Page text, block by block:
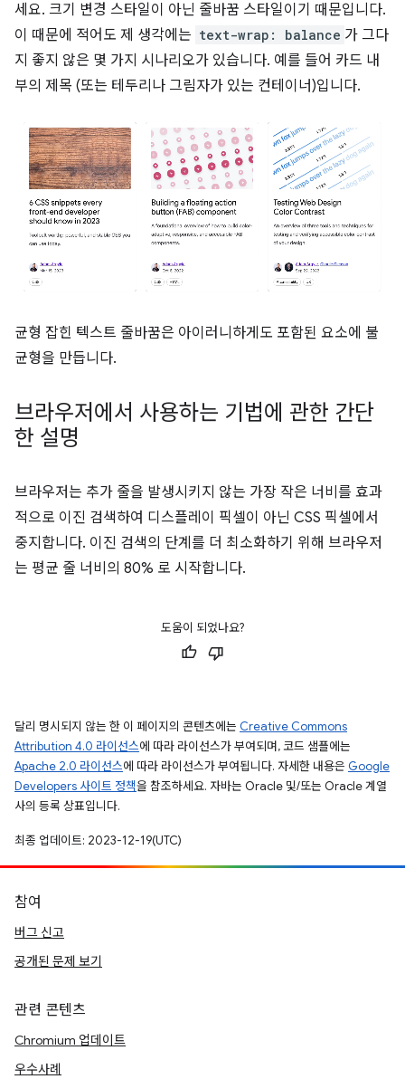
세요. 크기 변경 스타일이 아닌 줄바꿈 스타일이기 때문입니다.
이 때문에 적어도 제 생각에는 text-wrap: balance 가 그다
지 좋지 않은 몇 가지 시나리오가 있습니다. 예를 들어 카드 내
부의 제목 (또는 테두리나 그림자가 있는 컨테이너)입니다.
균형 잡힌 텍스트 줄바꿈은 아이러니하게도 포함된 요소에 불
균형을 만듭니다.
브라우저에서 사용하는 기법에 관한 간단
한 설명
브라우저는 추가 줄을 발생시키지 않는 가장 작은 너비를 효과
적으로 이진 검색하여 디스플레이 픽셀이 아닌 CSS 픽셀에서
중지합니다. 이진 검색의 단계를 더 최소화하기 위해 브라우저
는 평균 줄 너비의 80% 로 시작합니다.
도움이 되었나요?
달리 명시되지 않는 한 이 페이지의 콘텐츠에는 Creative Commons
Attribution 4.0 라이선스에 따라 라이선스가 부여되며, 코드 샘플에는
Apache 2.0 라이선스에 따라 라이선스가 부여됩니다. 자세한 내용은 Google
Developers 사이트 정책을 참조하세요. 자바는 Oracle 및/또는 Oracle 계열
사의 등록 상표입니다.
최종 업데이트: 2023-12-19(UTC)
참여
버그 신고
공개된 문제 보기
관련 콘텐츠
Chromium 업데이트
우수사례